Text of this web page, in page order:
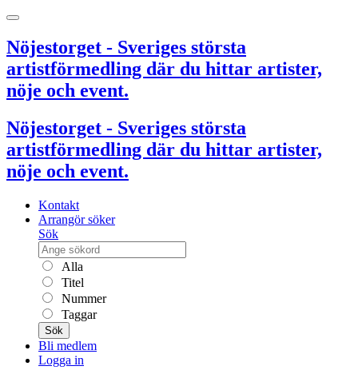
Nöjestorget - Sveriges största
artistförmedling där du hittar artister,
nöje och event.
Nöjestorget - Sveriges största
artistförmedling där du hittar artister,
nöje och event.
Kontakt
Arrangör söker
Sök
Alla
Titel
Nummer
Taggar
Sök
Bli medlem
Logga in